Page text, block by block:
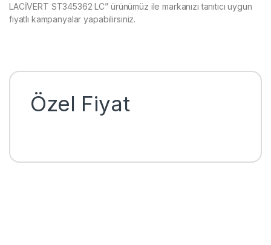
LACİVERT ST345362 LC” ürünümüz ile markanızı tanıtıcı uygun
fiyatlı kampanyalar yapabilirsiniz.
Özel Fiyat